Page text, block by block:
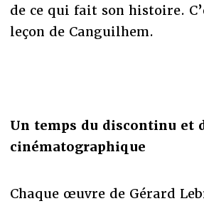
de ce qui fait son histoire.
leçon de Canguilhem.
Un temps du discontinu et
cinématographique
Chaque œuvre de Gérard